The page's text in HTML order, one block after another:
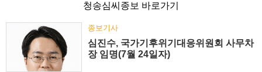
청송심씨종보 바로가기
종보기사
심진수, 국가기후위기대응위원회 사무차
장 임명(7월 24일자)